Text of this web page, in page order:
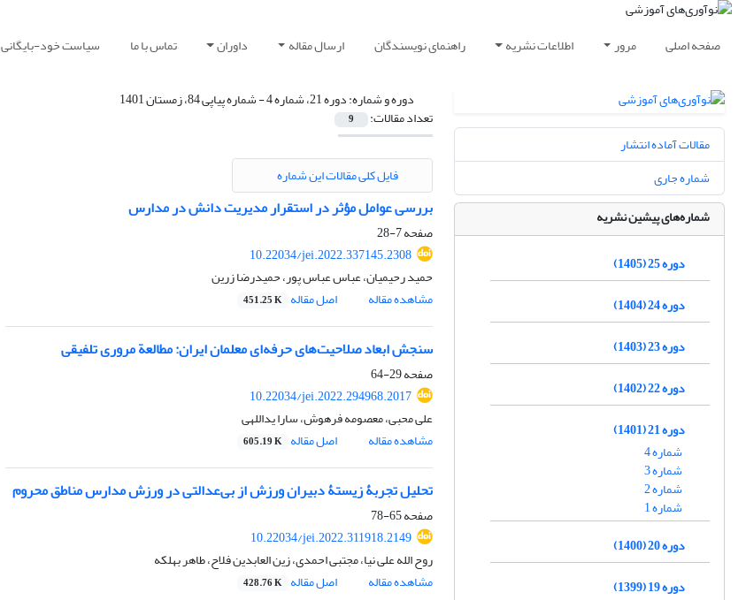
صفحه اصلی مرور اطلاعات نشریه راهنمای نویسندگان ارسال مقاله داوران تماس با ما سیاست خود-بایگانی
دوره و شماره:دوره 21، شماره 4 - شماره پیاپی 84، زمستان 1401
تعداد مقالات: 9
فایل کلی مقالات این شماره
بررسی عوامل مؤثر در استقرار مدیریت دانش در مدارس
صفحه7-28
10.22034/jei.2022.337145.2308
حمید رحیمیان، عباس عباس پور، حمیدرضا زرین
مشاهده مقاله
اصل مقاله 451.25 K
سنجش ابعاد صلاحیت‌های حرفه‌ای معلمان ایران: مطالعة مروری تلفیقی
صفحه29-64
10.22034/jei.2022.294968.2017
علی محبی، معصومه فرهوش، سارا یداللهی
مشاهده مقاله
اصل مقاله 605.19 K
تحلیل تجربۀ زیستۀ دبیران ورزش از بی‌عدالتی در ورزش مدارس مناطق محروم
صفحه65-78
10.22034/jei.2022.311918.2149
روح الله علی نیا، مجتبی احمدی، زین العابدین فلاح، طاهر بهلکه
مشاهده مقاله
اصل مقاله 428.76 K
مقالات آماده انتشار
شماره جاری
شماره‌های پیشین نشریه
دوره 25 (1405)
دوره 24 (1404)
دوره 23 (1403)
دوره 22 (1402)
دوره 21 (1401)
شماره 4
شماره 3
شماره 2
شماره 1
دوره 20 (1400)
دوره 19 (1399)